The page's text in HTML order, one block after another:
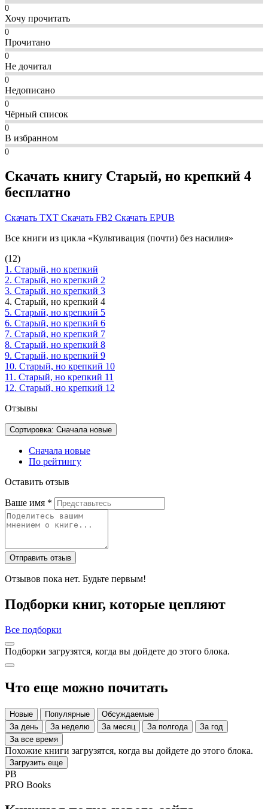
0
Хочу прочитать
0
Прочитано
0
Не дочитал
0
Недописано
0
Чёрный список
0
В избранном
0
Скачать книгу Старый, но крепкий 4
бесплатно
Скачать TXT Скачать FB2 Скачать EPUB
Все книги из цикла «Культивация (почти) без насилия»
(12)
1. Старый, но крепкий
2. Старый, но крепкий 2
3. Старый, но крепкий 3
4. Старый, но крепкий 4
5. Старый, но крепкий 5
6. Старый, но крепкий 6
7. Старый, но крепкий 7
8. Старый, но крепкий 8
9. Старый, но крепкий 9
10. Старый, но крепкий 10
11. Старый, но крепкий 11
12. Старый, но крепкий 12
Отзывы
Сортировка: Сначала новые
Сначала новые
По рейтингу
Оставить отзыв
Ваше имя *
Отправить отзыв
Отзывов пока нет. Будьте первым!
Подборки книг, которые цепляют
Все подборки
Подборки загрузятся, когда вы дойдете до этого блока.
Что еще можно почитать
Новые Популярные
Обсуждаемые
За день
За неделю За месяц За полгода
За год
За все время
Похожие книги загрузятся, когда вы дойдете до этого блока.
Загрузить еще
PB
PRO Books